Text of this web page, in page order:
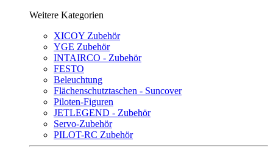
Weitere Kategorien
XICOY Zubehör
YGE Zubehör
INTAIRCO - Zubehör
FESTO
Beleuchtung
Flächenschutztaschen - Suncover
Piloten-Figuren
JETLEGEND - Zubehör
Servo-Zubehör
PILOT-RC Zubehör